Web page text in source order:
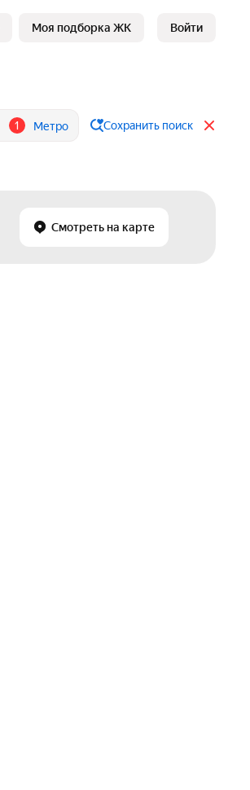
Моя подборка ЖК Войти
1 Метро Сохранить поиск
Смотреть на карте